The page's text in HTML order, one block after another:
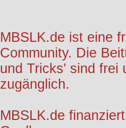
MBSLK.de ist eine
Community. Die
und Tricks' sind frei
zugänglich.
MBSLK.de